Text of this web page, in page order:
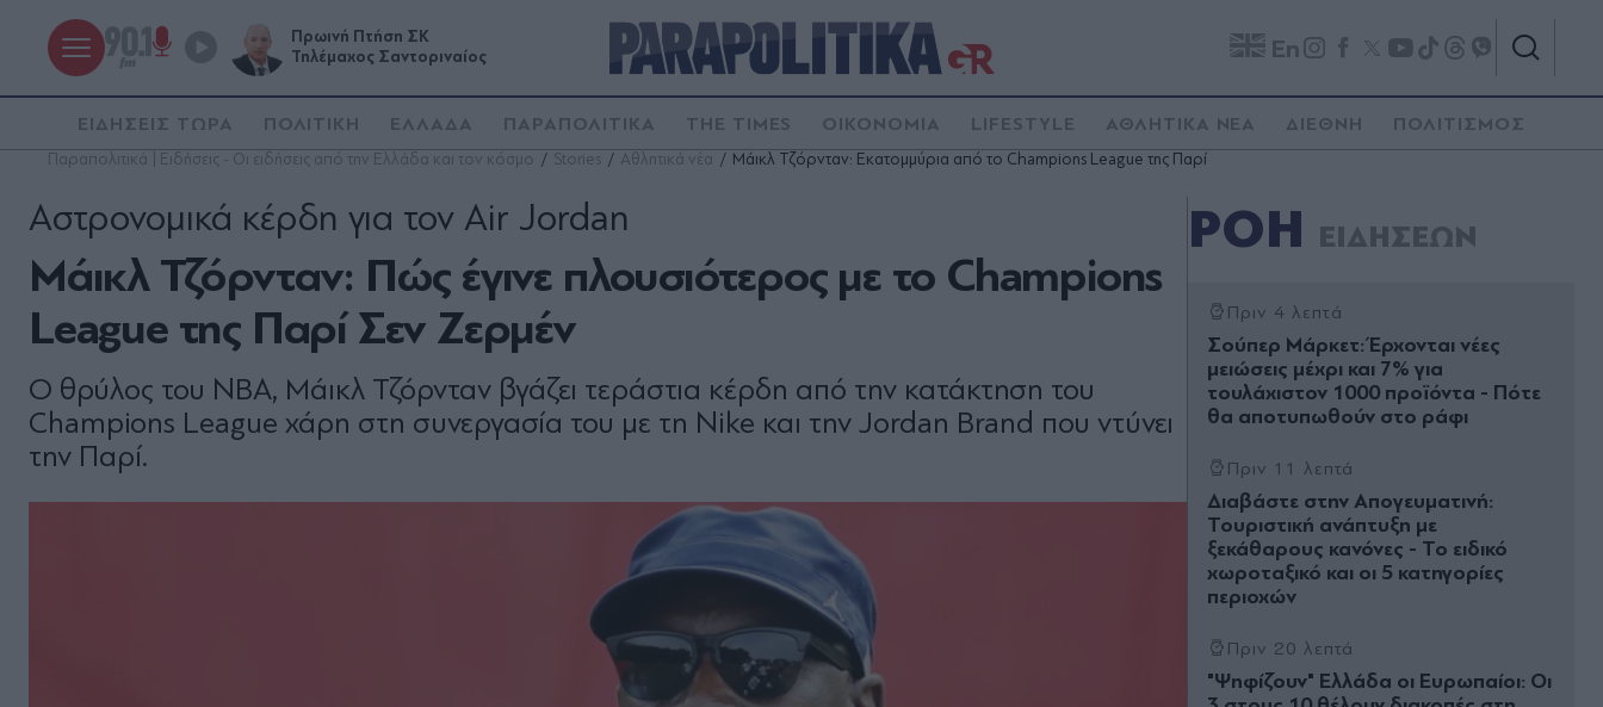
Πρωινή Πτήση ΣΚ
Τηλέμαχος Σαντοριναίος
En
ΕΙΔΗΣΕΙΣ ΤΩΡΑ ΠΟΛΙΤΙΚΗ ΕΛΛΑΔΑ ΠΑΡΑΠΟΛΙΤΙΚΑ THE TIMES ΟΙΚΟΝΟΜΙΑ LIFESTYLE ΑΘΛΗΤΙΚΑ ΝΕΑ ΔΙΕΘΝΗ ΠΟΛΙΤΙΣΜΟΣ
Παραπολιτικά | Ειδήσεις - Οι ειδήσεις από την Ελλάδα και τον κόσμο Stories Αθλητικά νέα Μάικλ Τζόρνταν: Εκατομμύρια από το Champions League της Παρί
Μάικλ Τζόρνταν: Πώς έγινε πλουσιότερος με το Champions
League της Παρί Σεν Ζερμέν
Αστρονομικά κέρδη για τον Air Jordan
Ο θρύλος του NBA, Μάικλ Τζόρνταν βγάζει τεράστια κέρδη από την κατάκτηση του
Champions League χάρη στη συνεργασία του με τη Nike και την Jordan Brand που ντύνει
την Παρί.
ΡΟΗ ΕΙΔΗΣΕΩΝ
Πριν 4 λεπτά
Σούπερ Μάρκετ: Έρχονται νέες
μειώσεις μέχρι και 7% για
τουλάχιστον 1000 προϊόντα - Πότε
θα αποτυπωθούν στο ράφι
Πριν 11 λεπτά
Διαβάστε στην Απογευματινή:
Τουριστική ανάπτυξη με
ξεκάθαρους κανόνες - Το ειδικό
χωροταξικό και οι 5 κατηγορίες
περιοχών
Πριν 20 λεπτά
"Ψηφίζουν" Ελλάδα οι Ευρωπαίοι: Οι